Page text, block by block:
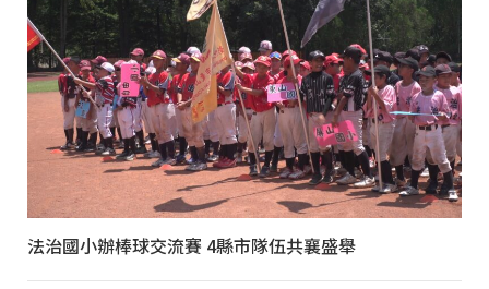
法治國小辦棒球交流賽 4縣市隊伍共襄盛舉